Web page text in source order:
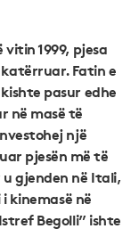
1999, pjesa
Fatin e
pasur edhe
në masë të
një
pjesën më të
gjenden në Itali,
kinemasë në
Begolli” ishte